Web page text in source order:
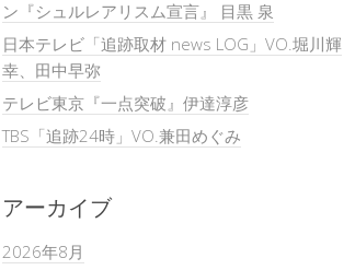
ン『シュルレアリスム宣言』 目黒 泉
日本テレビ「追跡取材 news LOG」VO.堀川輝
幸、田中早弥
テレビ東京『一点突破』伊達淳彦
TBS「追跡24時」VO.兼田めぐみ
アーカイブ
2026年8月